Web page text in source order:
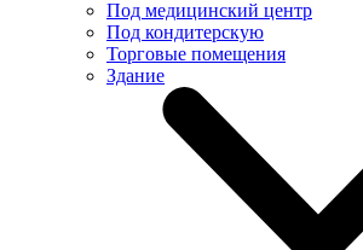
Под медицинский центр
Под кондитерскую
Торговые помещения
Здание